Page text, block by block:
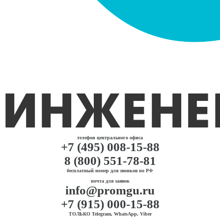
телефон центрального офиса
+7 (495) 008-15-88
8 (800) 551-78-81
бесплатный номер для звонков по РФ
почта для заявок
info@promgu.ru
+7 (915) 000-15-88
ТОЛЬКО Telegram, WhatsApp, Viber